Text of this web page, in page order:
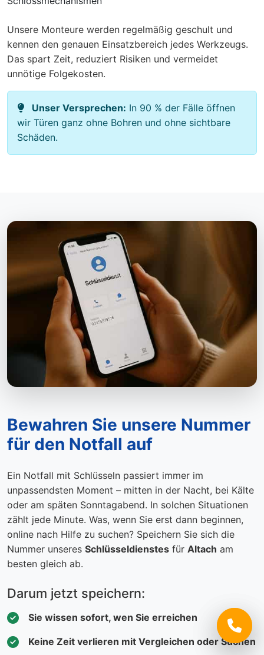
Unsere Monteure werden regelmäßig geschult und
kennen den genauen Einsatzbereich jedes Werkzeugs.
Das spart Zeit, reduziert Risiken und vermeidet
unnötige Folgekosten.
Unser Versprechen: In 90 % der Fälle öffnen
wir Türen ganz ohne Bohren und ohne sichtbare
Schäden.
Bewahren Sie unsere Nummer
für den Notfall auf
Ein Notfall mit Schlüsseln passiert immer im
unpassendsten Moment – mitten in der Nacht, bei Kälte
oder am späten Sonntagabend. In solchen Situationen
zählt jede Minute. Was, wenn Sie erst dann beginnen,
online nach Hilfe zu suchen? Speichern Sie sich die
Nummer unseres Schlüsseldienstes für Altach am
besten gleich ab.
Darum jetzt speichern:
Sie wissen sofort, wen Sie erreichen
Keine Zeit verlieren mit Vergleichen oder Suchen